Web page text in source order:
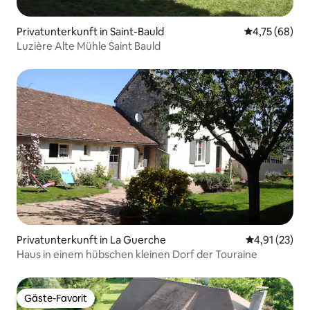
Privatunterkunft in Saint-Bauld
4,75 (68)
Luzière Alte Mühle Saint Bauld
Privatunterkunft in La Guerche
4,91 (23)
Haus in einem hübschen kleinen Dorf der Touraine
Gäste-Favorit
Gäste-Favorit